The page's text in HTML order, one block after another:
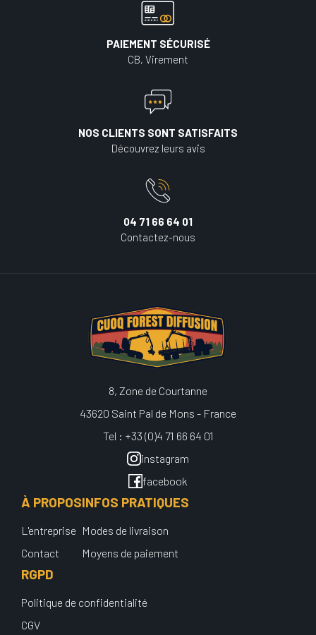
PAIEMENT SÉCURISÉ
CB, Virement
NOS CLIENTS SONT SATISFAITS
Découvrez leurs avis
04 71 66 64 01
Contactez-nous
8, Zone de Courtanne
43620 Saint Pal de Mons - France
Tel : +33 (0)4 71 66 64 01
instagram
facebook
À PROPOS
L'entreprise
Contact
INFOS PRATIQUES
Modes de livraison
Moyens de paiement
RGPD
Politique de confidentialité
CGV